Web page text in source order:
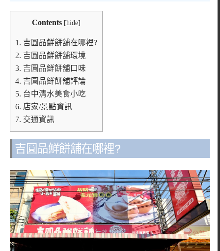
Contents [hide]
1. 吉圓品鮮餅舖在哪裡?
2. 吉圓品鮮餅舖環境
3. 吉圓品鮮餅舖口味
4. 吉圓品鮮餅舖評論
5. 台中清水美食小吃
6. 店家/景點資訊
7. 交通資訊
吉圓品鮮餅舖在哪裡?